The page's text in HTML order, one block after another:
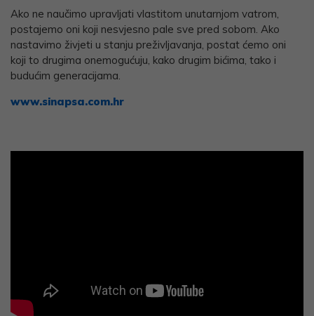
Ako ne naučimo upravljati vlastitom unutarnjom vatrom,
postajemo oni koji nesvjesno pale sve pred sobom. Ako
nastavimo živjeti u stanju preživljavanja, postat ćemo oni
koji to drugima onemogućuju, kako drugim bićima, tako i
budućim generacijama.
www.sinapsa.com.hr